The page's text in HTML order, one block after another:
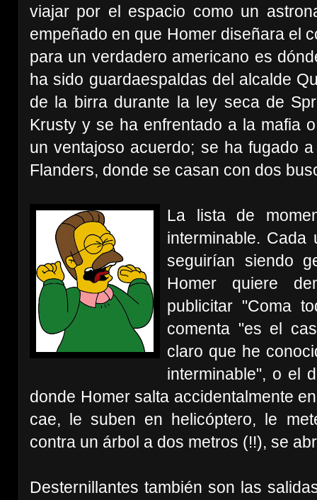
viajar por el espacio como un
empeñado en que Homer diseñara el
para un verdadero americano es
ha sido guardaespaldas del alcalde
de la birra durante la ley seca de
Krusty y se ha enfrentado a la mafia
un ventajoso acuerdo; se ha fugado
Flanders, donde se casan con dos
La lista de
interminable.
seguirían siendo
Homer quiere
publicitar "Coma
comenta "es el
claro que he
interminable", o el
donde Homer salta accidentalmente
cae, le suben en helicóptero, le
contra un árbol a dos metros (!!), se
Desternillantes también son las